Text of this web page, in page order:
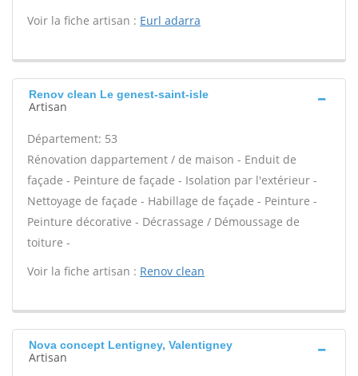
Voir la fiche artisan : Eurl adarra
Renov clean Le genest-saint-isle
Artisan
Département: 53
Rénovation dappartement / de maison - Enduit de
façade - Peinture de façade - Isolation par l'extérieur -
Nettoyage de façade - Habillage de façade - Peinture -
Peinture décorative - Décrassage / Démoussage de
toiture -
Voir la fiche artisan : Renov clean
Nova concept Lentigney, Valentigney
Artisan